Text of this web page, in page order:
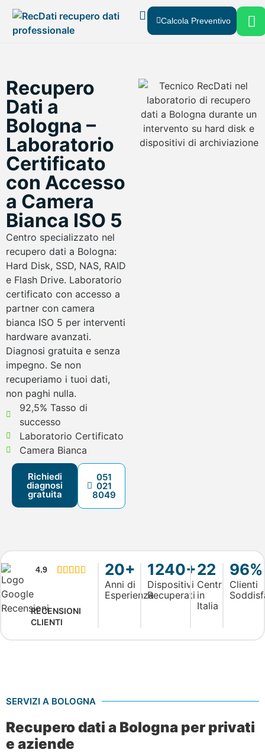
Calcola Preventivo
Recupero
Dati a
Bologna –
Laboratorio
Certificato
con Accesso
a Camera
Bianca ISO 5
Centro specializzato nel
recupero dati a Bologna:
Hard Disk, SSD, NAS, RAID
e Flash Drive. Laboratorio
certificato con accesso a
partner con camera
bianca ISO 5 per interventi
hardware avanzati.
Diagnosi gratuita e senza
impegno. Se non
recuperiamo i tuoi dati,
non paghi nulla.
92,5% Tasso di
successo
Laboratorio Certificato
Camera Bianca
Richiedi
diagnosi
gratuita
051
021
8049
4.9     
RECENSIONI
CLIENTI
20+
Anni di
Esperienza
1240+
Dispositivi
Recuperati
22
Centri
in
Italia
96%
Clienti
SERVIZI A BOLOGNA
Recupero dati a Bologna per privati
e aziende